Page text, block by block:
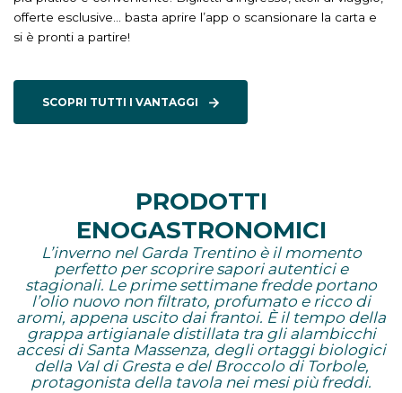
offerte esclusive… basta aprire l’app o scansionare la carta e
si è pronti a partire!
SCOPRI TUTTI I VANTAGGI
PRODOTTI
ENOGASTRONOMICI
L’inverno nel Garda Trentino è il momento
perfetto per scoprire sapori autentici e
stagionali. Le prime settimane fredde portano
l’olio nuovo non filtrato, profumato e ricco di
aromi, appena uscito dai frantoi. È il tempo della
grappa artigianale distillata tra gli alambicchi
accesi di Santa Massenza, degli ortaggi biologici
della Val di Gresta e del Broccolo di Torbole,
protagonista della tavola nei mesi più freddi.